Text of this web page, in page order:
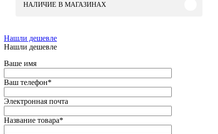
НАЛИЧИЕ В МАГАЗИНАХ
Нашли дешевле
Нашли дешевле
Ваше имя
Ваш телефон*
Электронная почта
Название товара*